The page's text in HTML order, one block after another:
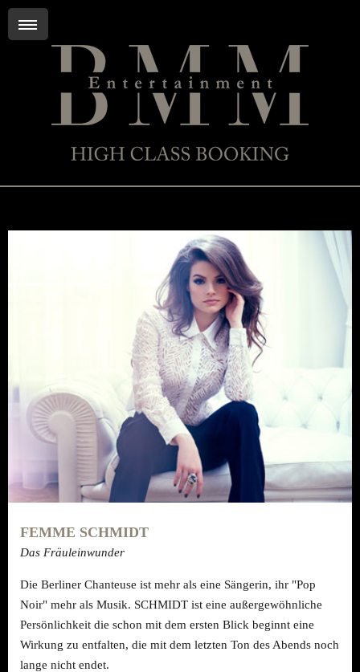
FEMME SCHMIDT
Das Fräuleinwunder
Die Berliner Chanteuse ist mehr als eine Sängerin, ihr "Pop
Noir" mehr als Musik. SCHMIDT ist eine außergewöhnliche
Persönlichkeit die schon mit dem ersten Blick beginnt eine
Wirkung zu entfalten, die mit dem letzten Ton des Abends noch
lange nicht endet.